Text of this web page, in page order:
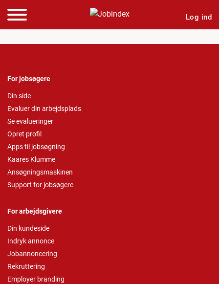
Log ind
For jobsøgere
Din side
Evaluer din arbejdsplads
Se evalueringer
Opret profil
Apps til jobsøgning
Kaares Klumme
Ansøgningsmaskinen
Support for jobsøgere
For arbejdsgivere
Din kundeside
Indryk annonce
Jobannoncering
Rekruttering
Employer branding